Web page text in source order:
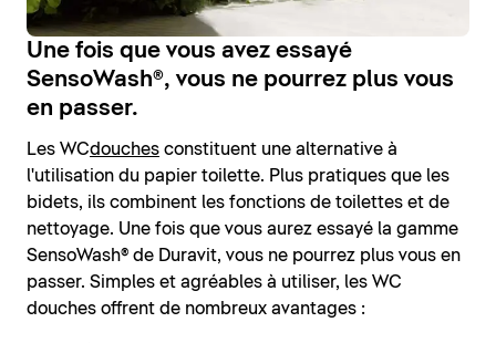
Une fois que vous avez essayé
SensoWash®, vous ne pourrez plus vous
en passer.
Les WCdouches constituent une alternative à
l'utilisation du papier toilette. Plus pratiques que les
bidets, ils combinent les fonctions de toilettes et de
nettoyage. Une fois que vous aurez essayé la gamme
SensoWash® de Duravit, vous ne pourrez plus vous en
passer. Simples et agréables à utiliser, les WC
douches offrent de nombreux avantages :